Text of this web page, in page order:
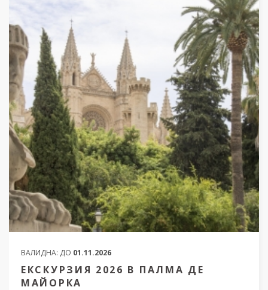
ВАЛИДНА: ДО 01.11.2026
ЕКСКУРЗИЯ 2026 В ПАЛМА ДЕ
МАЙОРКА